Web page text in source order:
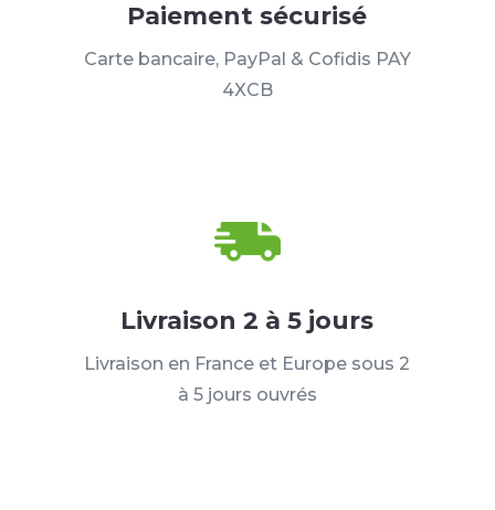
Paiement sécurisé
Carte bancaire, PayPal & Cofidis PAY
4XCB
Livraison 2 à 5 jours
Livraison en France et Europe sous 2
à 5 jours ouvrés